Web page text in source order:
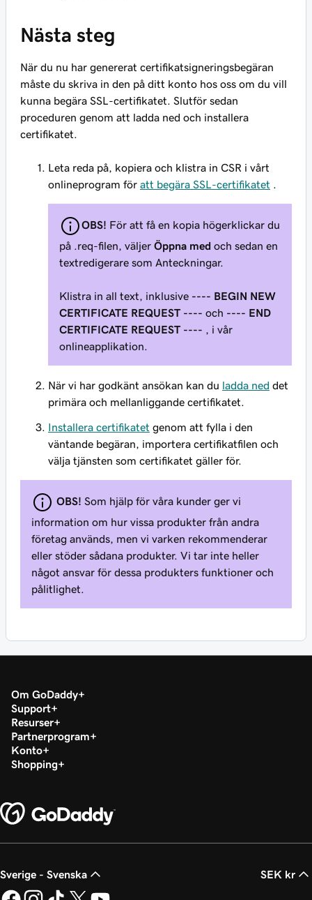
Nästa steg
När du nu har genererat certifikatsigneringsbegäran
måste du skriva in den på ditt konto hos oss om du vill
kunna begära SSL-certifikatet. Slutför sedan
proceduren genom att ladda ned och installera
certifikatet.
Leta reda på, kopiera och klistra in CSR i vårt
onlineprogram för att begära SSL-certifikatet
OBS! För att få en kopia högerklickar du
på .req-filen, väljer Öppna med och sedan en
textredigerare som Anteckningar.
Klistra in all text, inklusive ---- BEGIN NEW
CERTIFICATE REQUEST ---- och ---- END
CERTIFICATE REQUEST ---- , i vår
onlineapplikation.
När vi har godkänt ansökan kan du ladda ned det
primära och mellanliggande certifikatet.
Installera certifikatet genom att fylla i den
väntande begäran, importera certifikatfilen och
välja tjänsten som certifikatet gäller för.
OBS! Som hjälp för våra kunder ger vi
information om hur vissa produkter från andra
företag används, men vi varken rekommenderar
eller stöder sådana produkter. Vi tar inte heller
något ansvar för dessa produkters funktioner och
pålitlighet.
Om GoDaddy
Support
Resurser
Partnerprogram
Konto
Shopping
Sverige - Svenska SEK kr